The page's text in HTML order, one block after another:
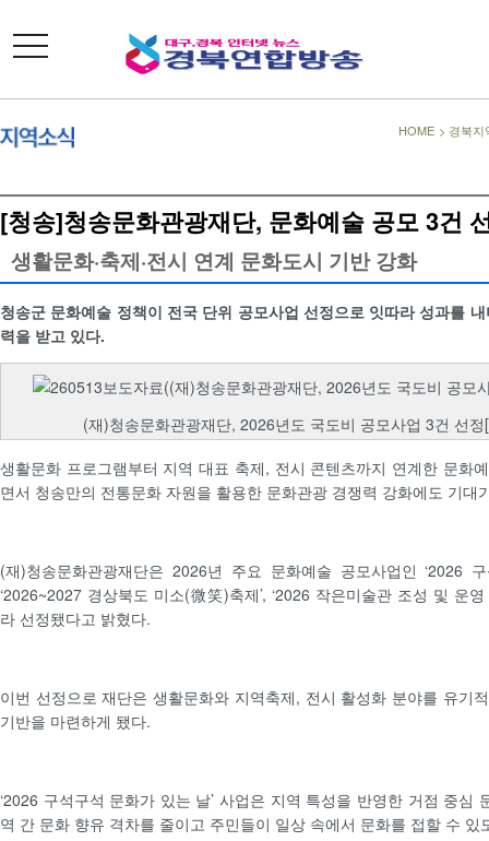
toggle
navigation
HOME > 경북지
[청송]청송문화관광재단, 문화예술 공모 3건
생활문화·축제·전시 연계 문화도시 기반 강화
청송군 문화예술 정책이 전국 단위 공모사업 선정으로 잇따라 성과를
력을 받고 있다.
(재)청송문화관광재단, 2026년도 국도비 공모사업 3건 선
생활문화 프로그램부터 지역 대표 축제, 전시 콘텐츠까지 연계한 문화
면서 청송만의 전통문화 자원을 활용한 문화관광 경쟁력 강화에도 기대
(재)청송문화관광재단은 2026년 주요 문화예술 공모사업인 ‘2026
‘2026~2027 경상북도 미소(微笑)축제’, ‘2026 작은미술관 조성 및 운
라 선정됐다고 밝혔다.
이번 선정으로 재단은 생활문화와 지역축제, 전시 활성화 분야를 유기
기반을 마련하게 됐다.
‘2026 구석구석 문화가 있는 날’ 사업은 지역 특성을 반영한 거점 중심
역 간 문화 향유 격차를 줄이고 주민들이 일상 속에서 문화를 접할 수 있